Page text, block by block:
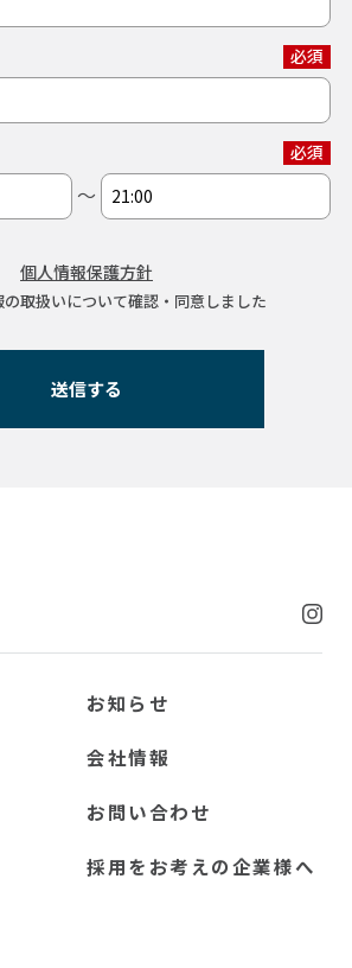
必須
必須
〜
個人情報保護方針
取扱いについて確認・同意しました
お知らせ
会社情報
お問い合わせ
採用をお考えの企業様へ